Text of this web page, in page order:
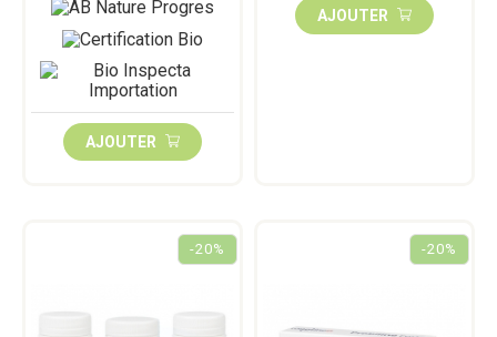
AJOUTER
AJOUTER
-20% -20%